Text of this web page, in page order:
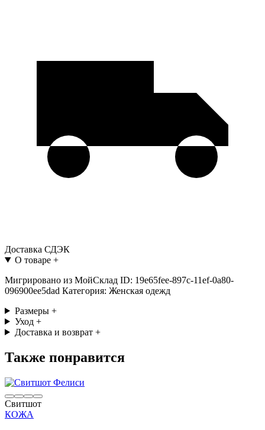
Доставка СДЭК
О товаре +
Мигрировано из МойСклад ID: 19e65fee-897c-11ef-0a80-
096900ee5dad Категория: Женская одежд
Размеры +
Уход +
Доставка и возврат +
Также понравится
Свитшот
КОЖА